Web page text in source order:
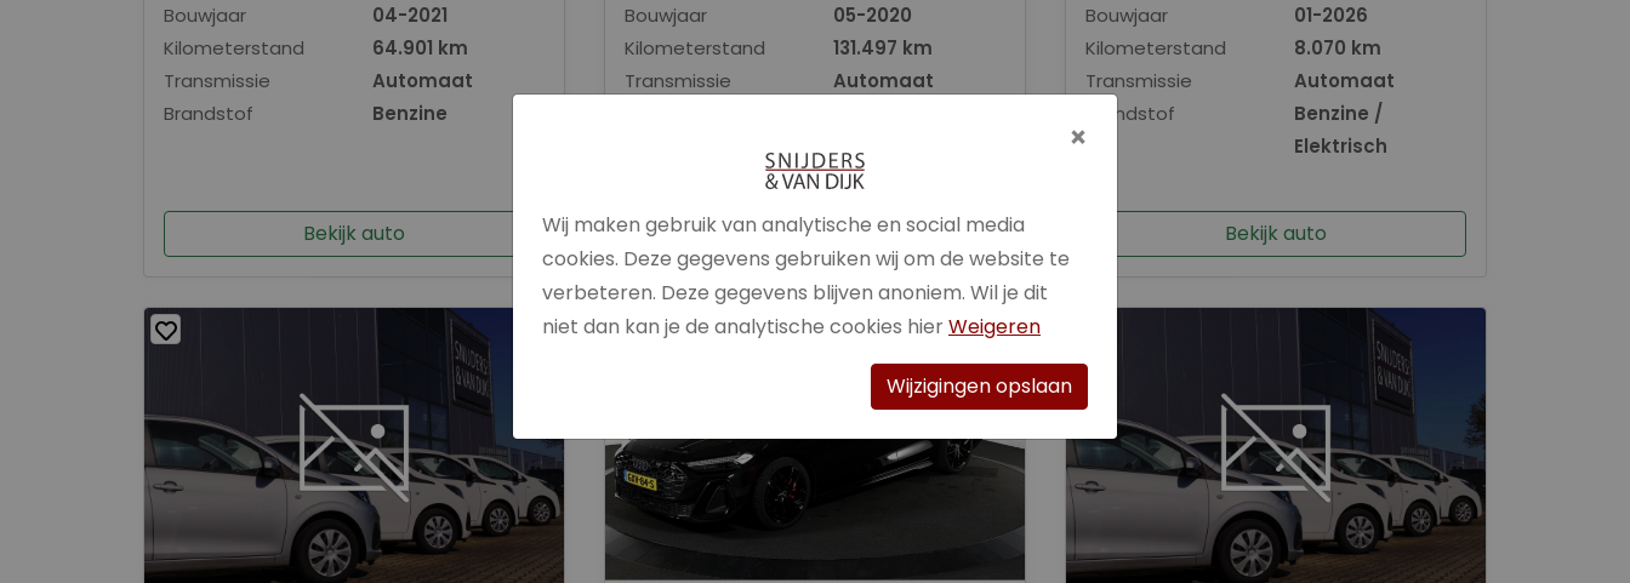
Bouwjaar
04-2021
Kilometerstand
64.901 km
Transmissie
Automaat
Brandstof
Benzine
Bekijk auto
Bouwjaar
05-2020
Kilometerstand
131.497 km
Transmissie
Automaat
Elektrisch
Bekijk auto
Bouwjaar
01-2026
Kilometerstand
8.070 km
Transmissie
Automaat
Brandstof
Benzine /
Elektrisch
Bekijk auto
×
Wij maken gebruik van analytische en social media
cookies. Deze gegevens gebruiken wij om de website te
verbeteren. Deze gegevens blijven anoniem. Wil je dit
niet dan kan je de analytische cookies hierWeigeren
Wijzigingen opslaan